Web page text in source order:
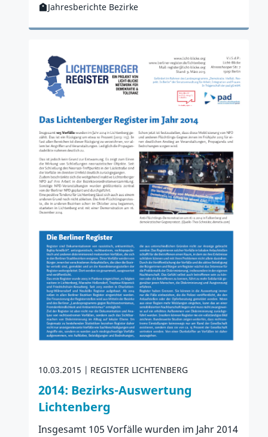
Kategorie:
Jahresberichte Bezirke
Zur Publikation
10.03.2015 REGISTER LICHTENBERG
2014: Bezirks-Auswertung
Lichtenberg
Insgesamt 105 Vorfälle wurden im Jahr 2014